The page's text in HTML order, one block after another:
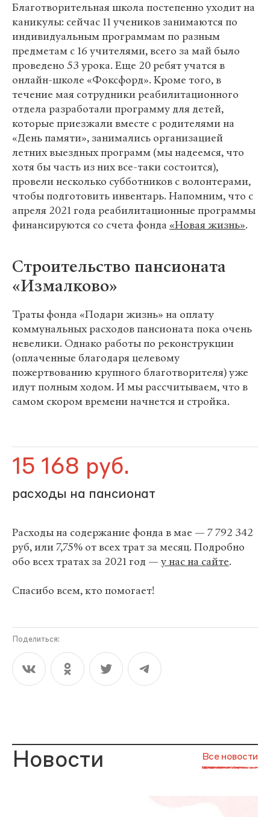
Благотворительная школа постепенно уходит на
каникулы: сейчас 11 учеников занимаются по
индивидуальным программам по разным
предметам с 16 учителями, всего за май было
проведено 53 урока. Еще 20 ребят учатся в
онлайн-школе «Фоксфорд». Кроме того, в
течение мая сотрудники реабилитационного
отдела разработали программу для детей,
которые приезжали вместе с родителями на
«День памяти», занимались организацией
летних выездных программ (мы надеемся, что
хотя бы часть из них все-таки состоится),
провели несколько субботников с волонтерами,
чтобы подготовить инвентарь. Напомним, что с
апреля 2021 года реабилитационные программы
финансируются со счета фонда «Новая жизнь».
Строительство пансионата
«Измалково»
Траты фонда «Подари жизнь» на оплату
коммунальных расходов пансионата пока очень
невелики. Однако работы по реконструкции
(оплаченные благодаря целевому
пожертвованию крупного благотворителя) уже
идут полным ходом. И мы рассчитываем, что в
самом скором времени начнется и стройка.
15 168 руб.
расходы на пансионат
Расходы на содержание фонда в мае — 7 792 342
руб, или 7,75% от всех трат за месяц. Подробно
обо всех тратах за 2021 год — у нас на сайте.
Спасибо всем, кто помогает!
Поделиться:
Новости Все новости